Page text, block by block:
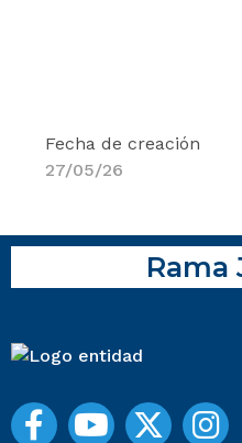
Fecha de creación
27/05/26
Rama